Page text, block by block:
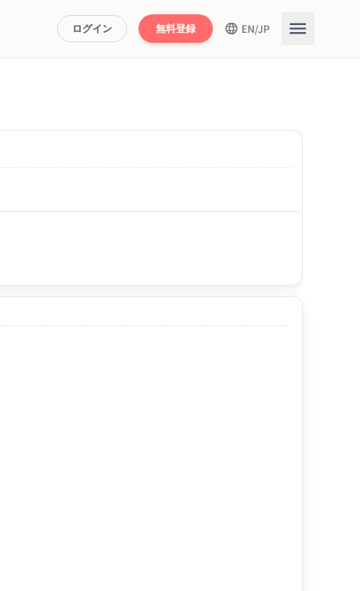
ログイン 無料登録